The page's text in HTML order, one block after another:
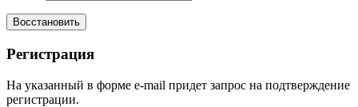
Регистрация
На указанный в форме e-mail придет запрос на подтверждение
регистрации.